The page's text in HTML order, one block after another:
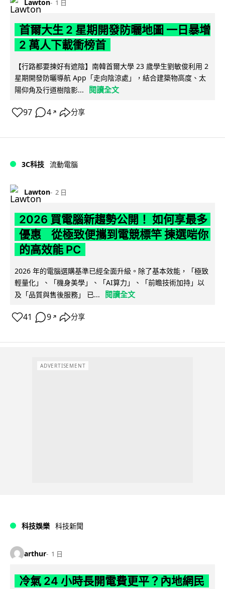
Lawton 1 日
首爾大生 2 星期開發防曬地圖 一日暴增
2 萬人下載衝榜首
【行路都要揀好有遮陰】南韓首爾大學 23 歲學生劉敏俊利用 2
星期開發防曬導航 App「走向陰涼處」，結合建築物高度、太
陽仰角及行道樹陰影...
閱讀全文
97 4 ↗ 分享
3C科技 流動電腦
Lawton 2 日
2026 買電腦新趨勢公開！ 如何享最多
優惠 從極致便攜到電競標竿 揀選啱你
的高效能 PC
2026 年的電腦選購基準已經全面升級。除了基本效能，「極致
輕量化」、「機身美學」、「AI算力」、「前瞻技術加持」以
及「品質與售後服務」 已...
閱讀全文
41 9 ↗ 分享
ADVERTISEMENT
科技娛樂 科技新聞
arthur 1 日
冷氣 24 小時長開電費更平？內地網民